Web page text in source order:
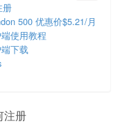
册
500 优惠价$5.21/月
使用教程
下载
注册